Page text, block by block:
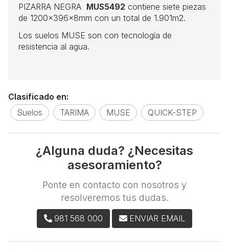
PIZARRA NEGRA MUS5492 contiene siete piezas
de 1200x396x8mm con un total de 1.901m2.
Los suelos MUSE son con tecnología de
resistencia al agua.
Clasificado en:
Suelos
TARIMA MUSE QUICK-STEP
¿Alguna duda? ¿Necesitas
asesoramiento?
Ponte en contacto con nosotros y
resolveremos tus dudas.
981 568 000 ENVIAR EMAIL